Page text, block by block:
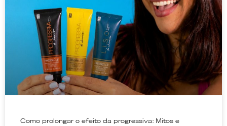
Como prolongar o efeito da progressiva: Mitos e